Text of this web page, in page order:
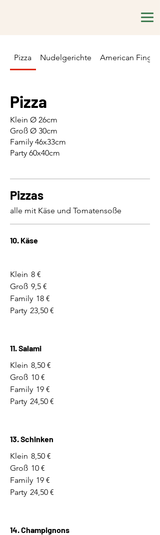
Pizza Nudelgerichte American
Pizza
Klein Ø 26cm
Groß Ø 30cm
Family 46x33cm
Party 60x40cm
Pizzas
alle mit Käse und Tomatensoße
10. Käse
Klein 8 €
Groß 9,5 €
Family 18 €
Party 23,50 €
11. Salami
Klein 8,50 €
Groß 10 €
Family 19 €
Party 24,50 €
13. Schinken
Klein 8,50 €
Groß 10 €
Family 19 €
Party 24,50 €
14. Champignons